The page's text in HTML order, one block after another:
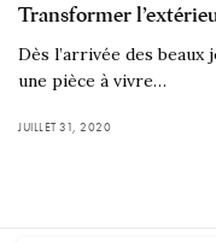
Transformer
Dès l’arrivée des
une pièce à vivre…
JUILLET 31, 2020